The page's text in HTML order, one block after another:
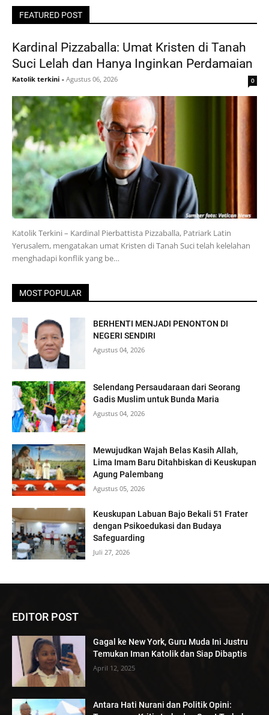
FEATURED POST
Kardinal Pizzaballa: Umat Kristen di Tanah
Suci Lelah dan Hanya Inginkan Perdamaian
Katolik terkini - Agustus 06, 2026 0
Katolik Terkini – Kardinal Pierbattista Pizzaballa, Patriark Latin
Yerusalem, mengatakan umat Kristen di Tanah Suci telah kelelahan
menghadapi konflik yang be…
MOST POPULAR
BERHENTI MENJADI PENONTON DI
NEGERI SENDIRI
Agustus 04, 2026
Selendang Persaudaraan dari Seorang
Gadis Muslim untuk Bunda Maria
Agustus 04, 2026
Mewujudkan Wajah Belas Kasih Allah,
Lima Imam Baru Ditahbiskan di Keuskupan
Agung Palembang
Agustus 05, 2026
Keuskupan Labuan Bajo Bekali 51 Frater
dengan Psikoedukasi dan Budaya
Safeguarding
Juli 27, 2026
EDITOR POST
Gagal ke New York, Guru Muda Ini Justru
Temukan Iman Katolik dan Siap Dibaptis
April 12, 2025
Antara Hati Nurani dan Politik Opini: